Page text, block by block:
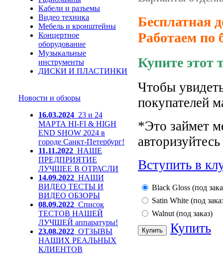
Кабели и разъемы
Видео техника
Мебель и кронштейны
Концертное
оборудование
Музыкальные
инструменты
ДИСКИ И ПЛАСТИНКИ
Новости и обзоры
16.03.2024 23 и 24
МАРТА HI-FI & HIGH
END SHOW 2024 в
городе Санкт-Петербург!
11.11.2022 НАШЕ
ПРЕДПРИЯТИЕ
ЛУЧШЕЕ В ОТРАСЛИ
14.09.2022 НАШИ
ВИДЕО ТЕСТЫ И
ВИДЕО ОБЗОРЫ
08.09.2022 Список
ТЕСТОВ НАШЕЙ
ЛУЧШЕЙ аппаратуры!
23.08.2022 ОТЗЫВЫ
НАШИХ РЕАЛЬНЫХ
КЛИЕНТОВ
Бесплатная
Работаем по
Купите этот
Чтобы
покупателей
*Это займет
Вступить в
Black Gloss (под
Satin White (под
Walnut (под заказ)
Купить